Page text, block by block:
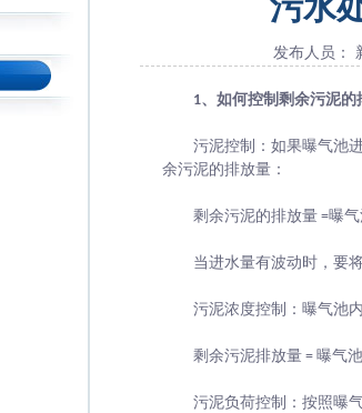
发布人员：
1、如何控制剩余污泥的
污泥控制：如果曝气池
余污泥的排放量：
剩余污泥的排放量 =曝
当进水量有波动时，要
污泥浓度控制：曝气池
剩余污泥排放量 = 曝气
污泥负荷控制：按照曝